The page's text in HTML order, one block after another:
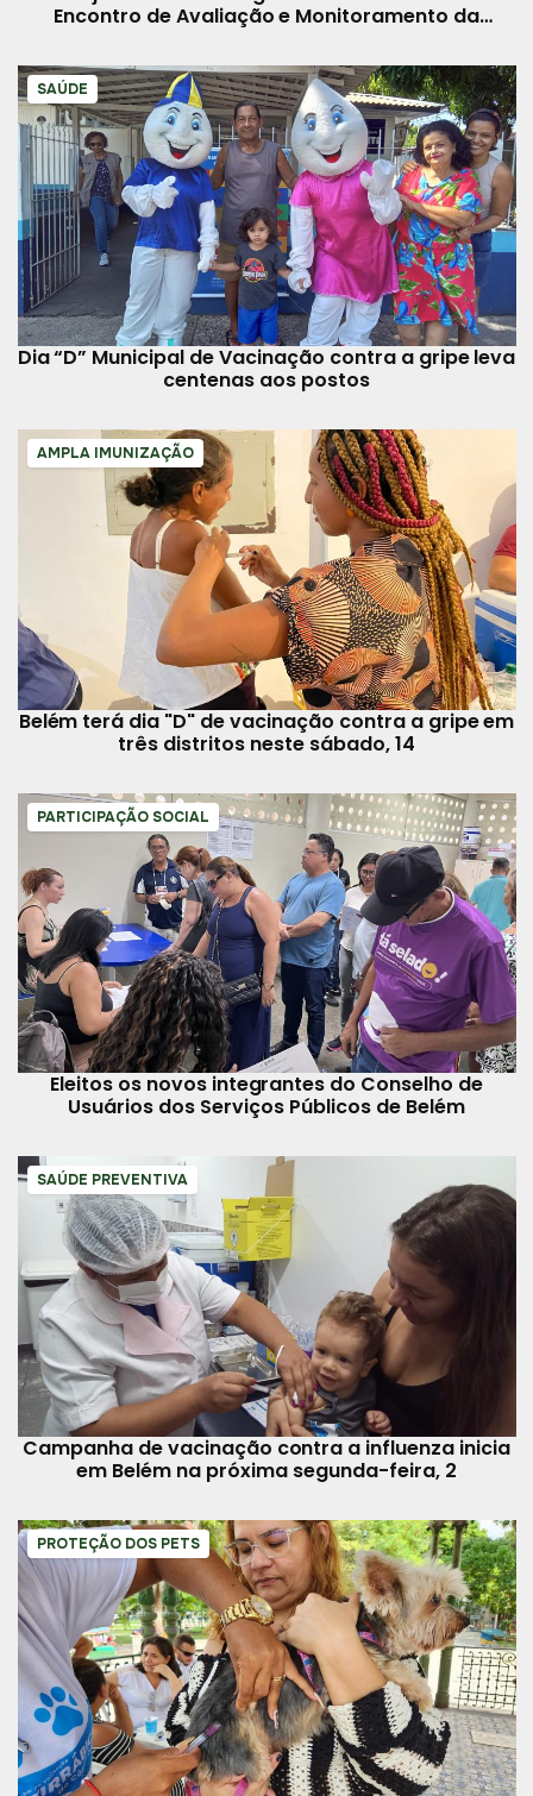
Encontro de Avaliação e Monitoramento da
SAÚDE
Dia “D” Municipal de Vacinação contra a gripe leva
centenas aos postos
AMPLA IMUNIZAÇÃO
Belém terá dia "D" de vacinação contra a gripe em
três distritos neste sábado, 14
PARTICIPAÇÃO SOCIAL
Eleitos os novos integrantes do Conselho de
Usuários dos Serviços Públicos de Belém
SAÚDE PREVENTIVA
Campanha de vacinação contra a influenza inicia
em Belém na próxima segunda-feira, 2
PROTEÇÃO DOS PETS